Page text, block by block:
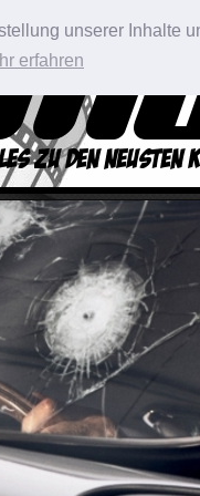
unserer Inhalte
erfahren